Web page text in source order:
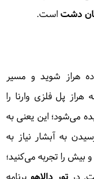
دشتاست.
هراز شوید و مسیر
هراز پل فلزی وارنا را
می‌شود؛ این یعنی به
به آبشار نیاز به
را تجربه می‌کنید؛